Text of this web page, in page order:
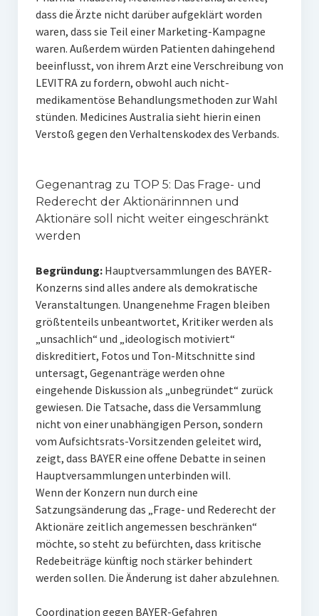
dass die Ärzte nicht darüber aufgeklärt worden
waren, dass sie Teil einer Marketing-Kampagne
waren. Außerdem würden Patienten dahingehend
beeinflusst, von ihrem Arzt eine Verschreibung von
LEVITRA zu fordern, obwohl auch nicht-
medikamentöse Behandlungsmethoden zur Wahl
stünden. Medicines Australia sieht hierin einen
Verstoß gegen den Verhaltenskodex des Verbands.
Gegenantrag zu TOP 5: Das Frage- und
Rederecht der Aktionärinnnen und
Aktionäre soll nicht weiter eingeschränkt
werden
Begründung:Hauptversammlungen des BAYER-
Konzerns sind alles andere als demokratische
Veranstaltungen. Unangenehme Fragen bleiben
größtenteils unbeantwortet, Kritiker werden als
„unsachlich“ und „ideologisch motiviert“
diskreditiert, Fotos und Ton-Mitschnitte sind
untersagt, Gegenanträge werden ohne
eingehende Diskussion als „unbegründet“ zurück
gewiesen. Die Tatsache, dass die Versammlung
nicht von einer unabhängigen Person, sondern
vom Aufsichtsrats-Vorsitzenden geleitet wird,
zeigt, dass BAYER eine offene Debatte in seinen
Hauptversammlungen unterbinden will.
Wenn der Konzern nun durch eine
Satzungsänderung das „Frage- und Rederecht der
Aktionäre zeitlich angemessen beschränken“
möchte, so steht zu befürchten, dass kritische
Redebeiträge künftig noch stärker behindert
werden sollen. Die Änderung ist daher abzulehnen.
Coordination gegen BAYER-Gefahren